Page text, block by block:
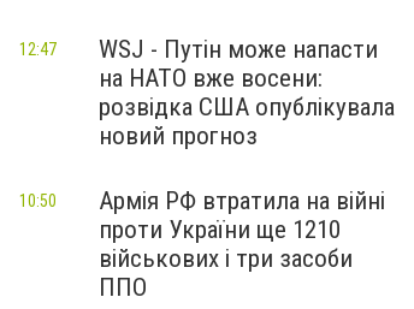
WSJ - Путін може напасти
на НАТО вже восени:
розвідка США опублікувала
новий прогноз
12:47
Армія РФ втратила на війні
проти України ще 1210
військових і три засоби
ППО
10:50